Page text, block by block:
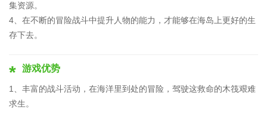
集资源。
4、在不断的冒险战斗中提升人物的能力，才能够在海岛上更好的生
存下去。
游戏优势
1、丰富的战斗活动，在海洋里到处的冒险，驾驶这救命的木筏艰难
求生。